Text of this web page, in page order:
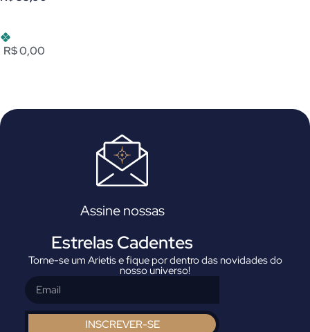
R$ 0,00
Assine nossas
Estrelas Cadentes
Torne-se um Arietis e fique por dentro das novidades do
nosso universo!
INSCREVER-SE